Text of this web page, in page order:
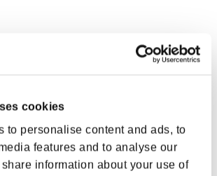
cookies
to personalise content and ads, to
features and to analyse our
information about your use of